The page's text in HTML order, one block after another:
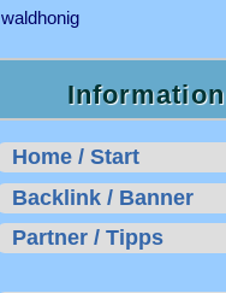
waldhonig
Information
Home / Start
Backlink / Banner
Partner / Tipps